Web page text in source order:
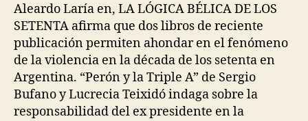
Aleardo Laría en, LA LÓGICA BÉLICA DE LOS
SETENTA afirma que dos libros de reciente
publicación permiten ahondar en el fenómeno
de la violencia en la década de los setenta en
Argentina. “Perón y la Triple A” de Sergio
Bufano y Lucrecia Teixidó indaga sobre la
responsabilidad del ex presidente en la